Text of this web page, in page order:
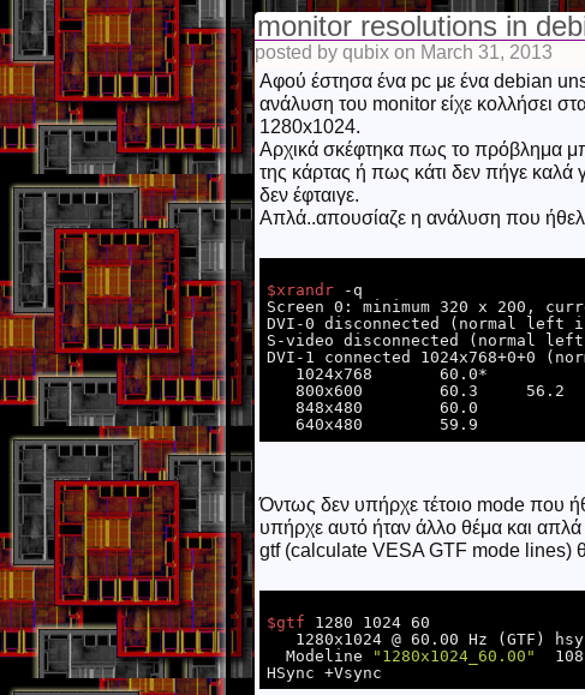
monitor resolutions in
posted by qubix on March 31, 2013
Αφού έστησα ένα pc με ένα debian
ανάλυση του monitor είχε κολλήσει
1280x1024.
Αρχικά σκέφτηκα πως το πρόβλημα
της κάρτας ή πως κάτι δεν πήγε καλά
δεν έφταιγε.
Απλά..απουσίαζε η ανάλυση που
$xrandr -q
Screen 0: minimum 320 x 200,
DVI-0 disconnected (normal
S-video disconnected (normal
DVI-1 connected 1024x768+0+0
   800x600        60.3     56.2
   848x480        60.0
Όντως δεν υπήρχε τέτοιο mode που
υπήρχε αυτό ήταν άλλο θέμα και
gtf (calculate VESA GTF mode lines)
$gtf 1280 1024 60
  Modeline
"1280x1024_60.00"